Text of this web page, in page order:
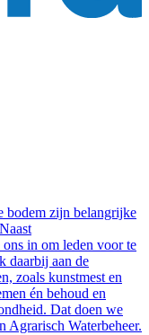
bodem zijn belangrijke
in om leden voor te
daarbij aan de
zoals kunstmest en
én behoud en
Dat doen we
Agrarisch Waterbeheer.